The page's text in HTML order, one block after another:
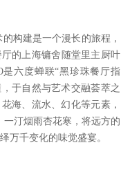
构建是一个漫长的旅程，
的上海镛舍随堂里主厨叶
六度蝉联“黑珍珠餐厅指
于自然与艺术交融荟萃之
海、流水、幻化等元素，
汀烟雨杏花寒，将远方的
万千变化的味觉盛宴。